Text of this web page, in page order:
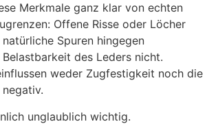
Merkmale ganz klar von echten
Offene Risse oder Löcher
Spuren hingegen
des Leders nicht.
weder Zugfestigkeit noch die
unglaublich wichtig.